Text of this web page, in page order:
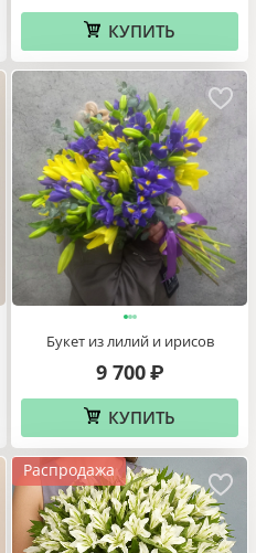
КУПИТЬ
Букет из лилий и ирисов
9 700 ₽
КУПИТЬ
Распродажа